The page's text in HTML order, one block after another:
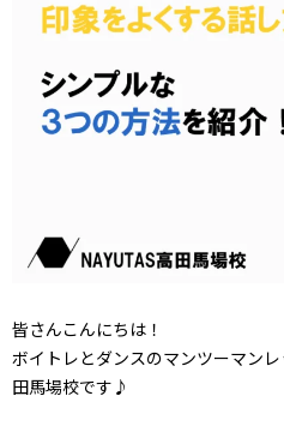
皆さんこんにちは！
ボイトレとダンスのマンツーマン
田馬場校です♪